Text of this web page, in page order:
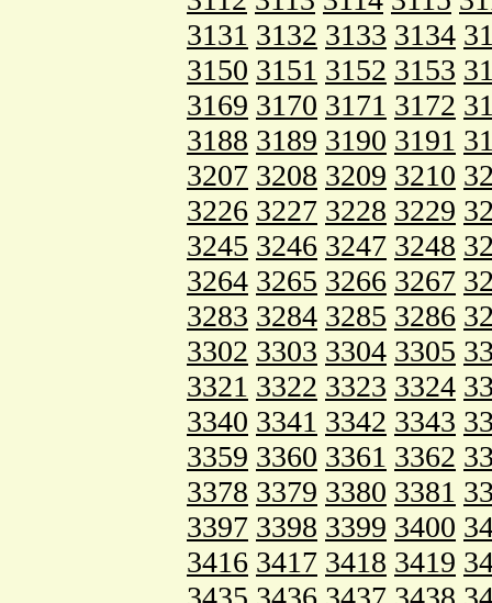
3131 3132 3133 3134
3150 3151 3152 3153
3169 3170 3171 3172
3188 3189 3190 3191
3207 3208 3209 3210
3226 3227 3228 3229
3245 3246 3247 3248
3264 3265 3266 3267
3283 3284 3285 3286
3302 3303 3304 3305
3321 3322 3323 3324
3340 3341 3342 3343
3359 3360 3361 3362
3378 3379 3380 3381
3397 3398 3399 3400
3416 3417 3418 3419